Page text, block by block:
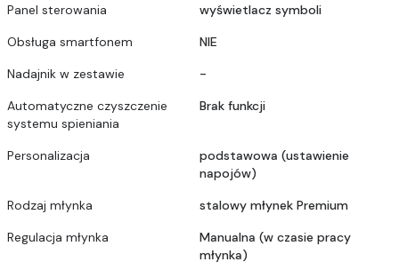
Panel sterowania
wyświetlacz symboli
Obsługa smartfonem
NIE
Nadajnik w zestawie
-
Automatyczne czyszczenie
systemu spieniania
Brak funkcji
Personalizacja
podstawowa (ustawienie
napojów)
Rodzaj młynka
stalowy młynek Premium
Regulacja młynka
Manualna (w czasie pracy
młynka)